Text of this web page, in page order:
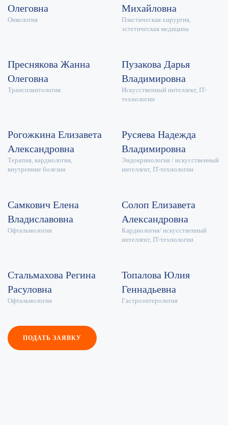
Олеговна
Онкология
Михайловна
Пластическая хирургия,
эстетическая медицина
Преснякова Жанна
Олеговна
Трансплантология
Пузакова Дарья
Владимировна
Искусственный интеллект, IT-
технологии
Рогожкина Елизавета
Александровна
Терапия, кардиология,
внутренние болезни
Русяева Надежда
Владимировна
Эндокринология / искусственный
интеллект, IT-технологии
Самкович Елена
Владиславовна
Офтальмология
Солоп Елизавета
Александровна
Кардиология/ искусственный
интеллект, IT-технологии
Стальмахова Регина
Расуловна
Офтальмология
Топалова Юлия
Геннадьевна
Гастроэнтерология
ПОДАТЬ ЗАЯВКУ